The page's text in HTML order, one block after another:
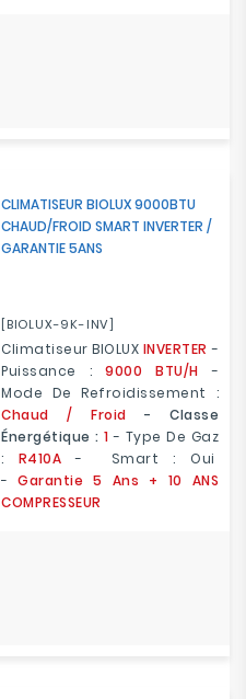
CLIMATISEUR BIOLUX 9000BTU
CHAUD/FROID SMART INVERTER /
GARANTIE 5ANS
[BIOLUX-9K-INV]
Climatiseur BIOLUX INVERTER-
Puissance :
9000 BTU/H -
Mode De Refroidissement :
Chaud / Froid - Classe
Énergétique : 1 - Type De Gaz
: R410A- Smart : Oui
-
Garantie 5 Ans + 10 ANS
COMPRESSEUR